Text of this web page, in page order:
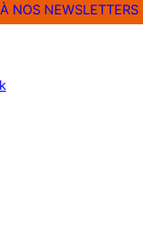
NOS NEWSLETTERS